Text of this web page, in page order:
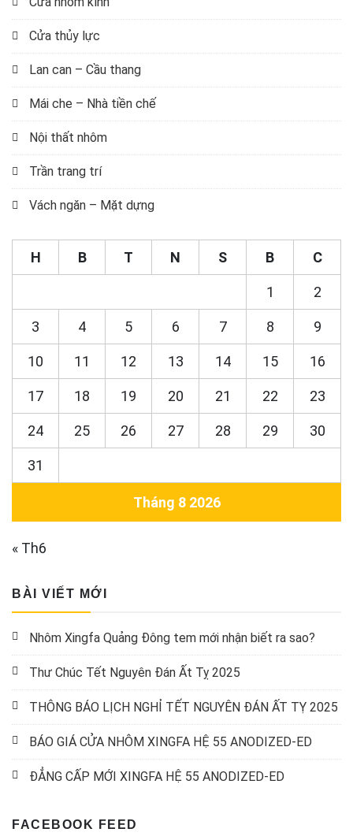
Cửa thủy lực
Lan can – Cầu thang
Mái che – Nhà tiền chế
Nội thất nhôm
Trần trang trí
Vách ngăn – Mặt dựng
Tháng 8 2026
H B T N S B C
1 2
3 4 5 6 7 8 9
10 11 12 13 14 15 16
17 18 19 20 21 22 23
24 25 26 27 28 29 30
31
« Th6
BÀI VIẾT MỚI
Nhôm Xingfa Quảng Đông tem mới nhận biết ra sao?
Thư Chúc Tết Nguyên Đán Ất Tỵ 2025
THÔNG BÁO LỊCH NGHỈ TẾT NGUYÊN ĐÁN ẤT TỴ 2025
BÁO GIÁ CỬA NHÔM XINGFA HỆ 55 ANODIZED-ED
ĐẲNG CẤP MỚI XINGFA HỆ 55 ANODIZED-ED
FACEBOOK FEED